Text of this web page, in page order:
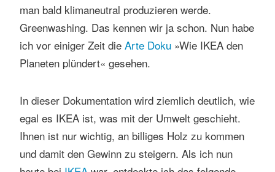
man bald klimaneutral produzieren werde.
Greenwashing. Das kennen wir ja schon. Nun habe
ich vor einiger Zeit die Arte Doku»Wie IKEA den
Planeten plündert« gesehen.
In dieser Dokumentation wird ziemlich deutlich, wie
egal es IKEA ist, was mit der Umwelt geschieht.
Ihnen ist nur wichtig, an billiges Holz zu kommen
und damit den Gewinn zu steigern. Als ich nun